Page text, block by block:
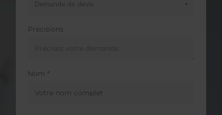
Précisions
Nom *